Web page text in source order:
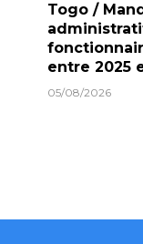
Togo /
entre 2025
05/08/2026